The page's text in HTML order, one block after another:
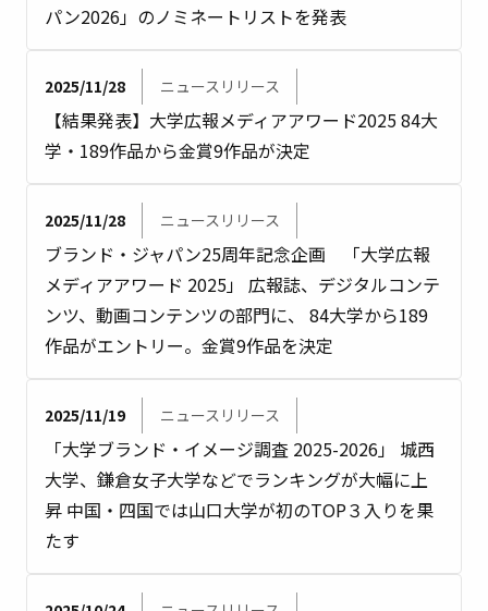
パン2026」のノミネートリストを発表
2025/11/28 ニュースリリース
【結果発表】大学広報メディアアワード2025 84大
学・189作品から金賞9作品が決定
2025/11/28 ニュースリリース
ブランド・ジャパン25周年記念企画 「大学広報
メディアアワード 2025」 広報誌、デジタルコンテ
ンツ、動画コンテンツの部門に、 84大学から189
作品がエントリー。金賞9作品を決定
2025/11/19 ニュースリリース
「大学ブランド・イメージ調査 2025-2026」 城西
大学、鎌倉女子大学などでランキングが大幅に上
昇 中国・四国では山口大学が初のTOP３入りを果
たす